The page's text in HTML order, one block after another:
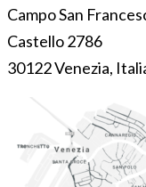
Campo San
Castello 2786
30122 Venezia,